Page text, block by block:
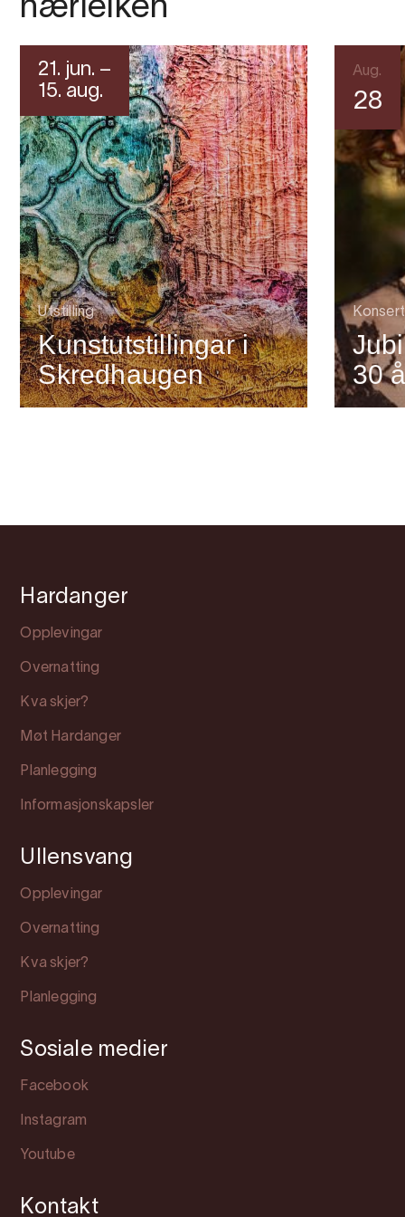
nærleiken
21. jun. –
15. aug.
Utstilling
Kunstutstillingar i
Skredhaugen
Aug.
28
Konsert
30
Hardanger
Opplevingar
Overnatting
Kva skjer?
Møt Hardanger
Planlegging
Informasjonskapsler
Ullensvang
Opplevingar
Overnatting
Kva skjer?
Planlegging
Sosiale medier
Facebook
Instagram
Youtube
Kontakt